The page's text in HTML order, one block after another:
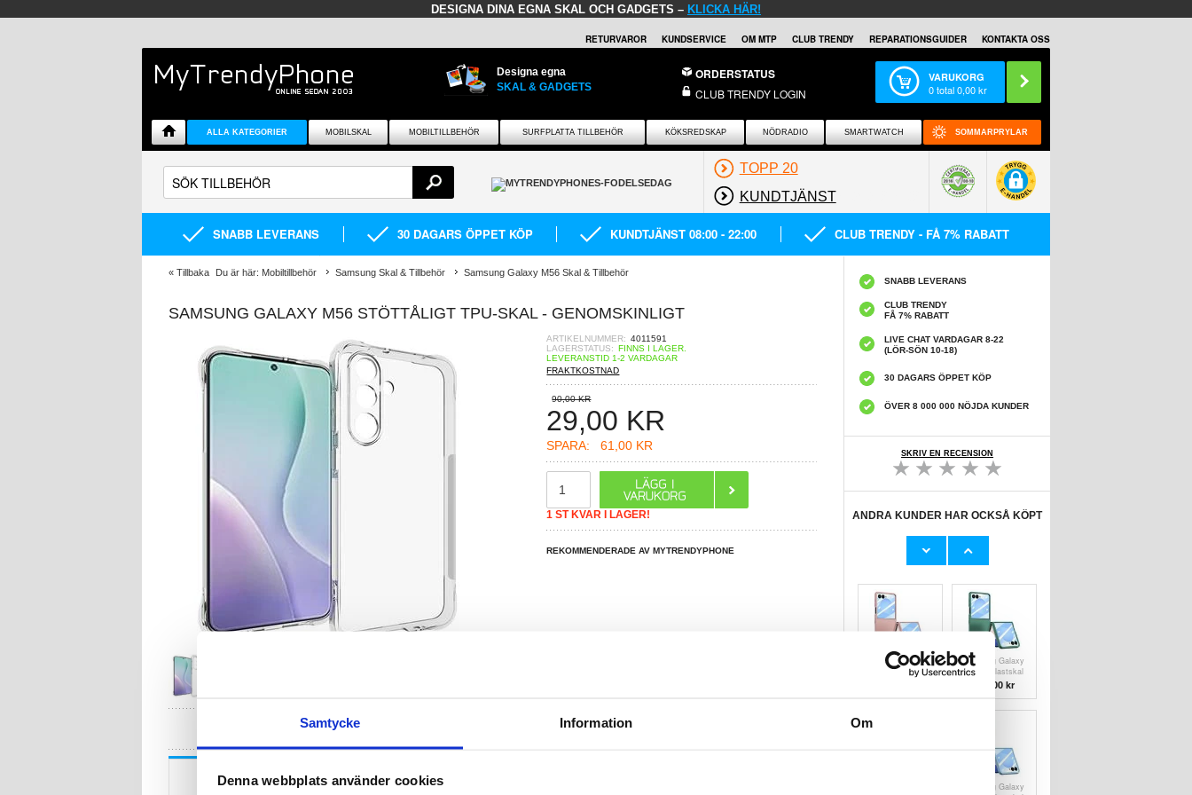
Samtycke Information Om
Denna webbplats använder cookies
DESIGNA DINA EGNA SKAL OCH GADGETS – KLICKA HÄR!
RETURVAROR KUNDSERVICE OM MTP CLUB TRENDY REPARATIONSGUIDER KONTAKTA OSS
Designa egna
SKAL & GADGETS
ORDERSTATUS
CLUB TRENDY LOGIN
VARUKORG
0total0,00kr
ALLA KATEGORIER MOBILSKAL MOBILTILLBEHÖR SURFPLATTA TILLBEHÖR KÖKSREDSKAP NÖDRADIO SMARTWATCH SOMMARPRYLAR
TOPP 20
KUNDTJÄNST
SNABB LEVERANS 30 DAGARS ÖPPET KÖP KUNDTJÄNST 08:00 - 22:00 CLUB TRENDY - FÅ 7% RABATT
« Tillbaka Du är här: Mobiltillbehör Samsung Skal & Tillbehör Samsung Galaxy M56 Skal & Tillbehör
SAMSUNG GALAXY M56 STÖTTÅLIGT TPU-SKAL - GENOMSKINLIGT
ARTIKELNUMMER: 4011591
LAGERSTATUS: FINNS I LAGER.
LEVERANSTID 1-2 VARDAGAR
FRAKTKOSTNAD
90,00 KR
29,00 KR
SPARA: 61,00 KR
1 ST KVAR I LAGER!
REKOMMENDERADE AV MYTRENDYPHONE
LIVE CHAT
Beskrivning
SNABB LEVERANS
CLUB TRENDY
FÅ 7% RABATT
LIVE CHAT VARDAGAR 8-22
(LÖR-SÖN 10-18)
30 DAGARS ÖPPET KÖP
ÖVER 8 000 000 NÖJDA KUNDER
SKRIV EN RECENSION
ANDRA KUNDER HAR OCKSÅ KÖPT
Samsung Galaxy
skärmskydd i
mörkblå
Samsung Galaxy
med yttre
skärmskydd i
Samsung Galaxy
Z Flip7 Plastskal
Samsung Galaxy
Z Flip7 Plastskal
med yttre
skärmskydd i
härdat glas -
Mörkgrön
151,00 kr
Samsung Galaxy